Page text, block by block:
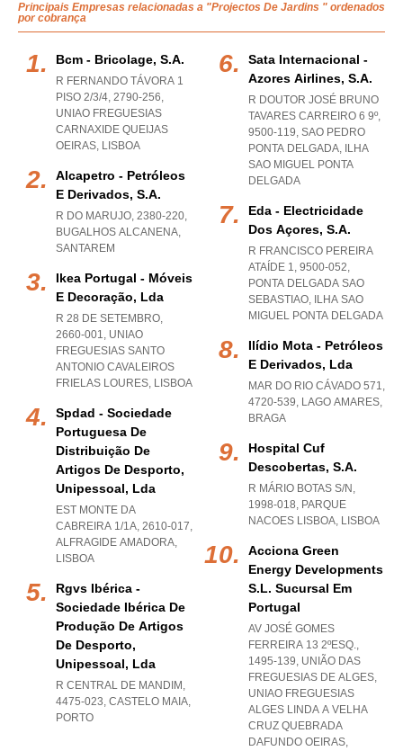
Principais Empresas relacionadas a "Projectos De Jardins " ordenados
por cobrança
Bcm - Bricolage, S.a.
R FERNANDO TÁVORA 1
PISO 2/3/4, 2790-256,
UNIAO FREGUESIAS
CARNAXIDE QUEIJAS
OEIRAS, LISBOA
Alcapetro - Petróleos
E Derivados, S.a.
R DO MARUJO, 2380-220,
BUGALHOS ALCANENA,
SANTAREM
Ikea Portugal - Móveis
E Decoração, Lda
R 28 DE SETEMBRO,
2660-001, UNIAO
FREGUESIAS SANTO
ANTONIO CAVALEIROS
FRIELAS LOURES, LISBOA
Spdad - Sociedade
Portuguesa De
Distribuição De
Artigos De Desporto,
Unipessoal, Lda
EST MONTE DA
CABREIRA 1/1A, 2610-017,
ALFRAGIDE AMADORA,
LISBOA
Rgvs Ibérica -
Sociedade Ibérica De
Produção De Artigos
De Desporto,
Unipessoal, Lda
R CENTRAL DE MANDIM,
4475-023, CASTELO MAIA,
PORTO
Sata Internacional -
Azores Airlines, S.a.
R DOUTOR JOSÉ BRUNO
TAVARES CARREIRO 6 9º,
9500-119, SAO PEDRO
PONTA DELGADA, ILHA
SAO MIGUEL PONTA
DELGADA
Eda - Electricidade
Dos Açores, S.a.
R FRANCISCO PEREIRA
ATAÍDE 1, 9500-052,
PONTA DELGADA SAO
SEBASTIAO, ILHA SAO
MIGUEL PONTA DELGADA
Ilídio Mota - Petróleos
E Derivados, Lda
MAR DO RIO CÁVADO 571,
4720-539, LAGO AMARES,
BRAGA
Hospital Cuf
Descobertas, S.a.
R MÁRIO BOTAS S/N,
1998-018, PARQUE
NACOES LISBOA, LISBOA
Acciona Green
Energy Developments
S.l. Sucursal Em
Portugal
AV JOSÉ GOMES
FERREIRA 13 2ºESQ.,
1495-139, UNIÃO DAS
FREGUESIAS DE ALGES,
UNIAO FREGUESIAS
ALGES LINDA A VELHA
CRUZ QUEBRADA
DAFUNDO OEIRAS,